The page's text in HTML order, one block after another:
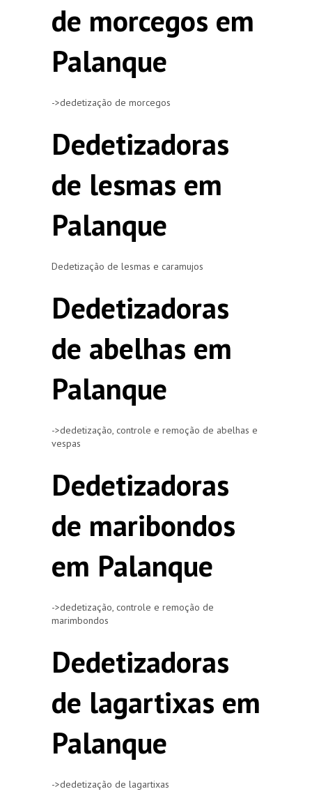
de morcegos em
Palanque
->dedetização de morcegos
Dedetizadoras
de lesmas em
Palanque
Dedetização de lesmas e caramujos
Dedetizadoras
de abelhas em
Palanque
->dedetização, controle e remoção de abelhas e
vespas
Dedetizadoras
de maribondos
em Palanque
->dedetização, controle e remoção de
marimbondos
Dedetizadoras
de lagartixas em
Palanque
->dedetização de lagartixas